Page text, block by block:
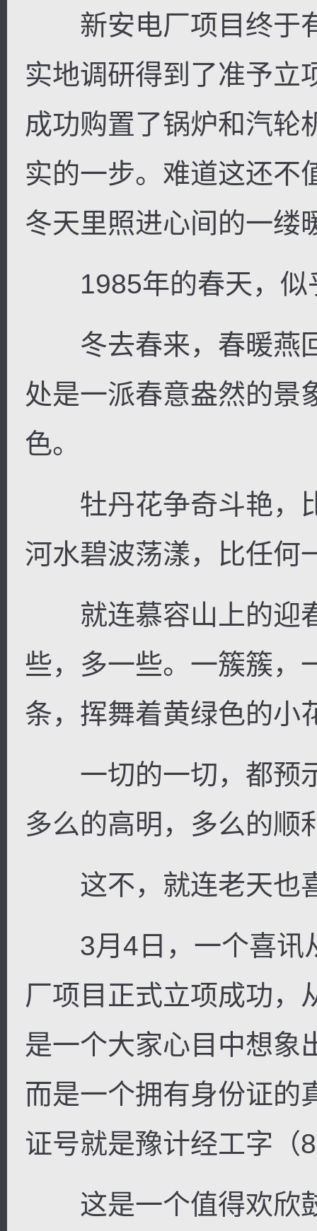
新安电厂项目终于
实地调研得到了准予立
成功购置了锅炉和汽轮
实的一步。难道这还不
冬天里照进心间的一缕
1985年的春天，似
冬去春来，春暖燕
处是一派春意盎然的景
色。
牡丹花争奇斗艳，
河水碧波荡漾，比任何
就连慕容山上的迎
些，多一些。一簇簇，
条，挥舞着黄绿色的小
一切的一切，都预
多么的高明，多么的顺
这不，就连老天也
3月4日，一个喜讯
厂项目正式立项成功，
是一个大家心目中想象
而是一个拥有身份证的
证号就是豫计经工字（
这是一个值得欢欣